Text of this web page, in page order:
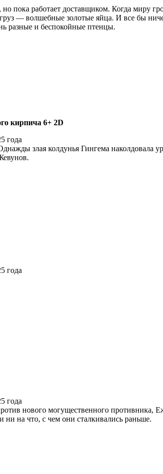
пока работает доставщиком. Когда миру
— волшебные золотые яйца. И все бы
разные и беспокойные птенцы.
кирпича 6+ 2D
злая колдунья Гингема наколдовала
нового могущественного противника,
ни на что, с чем они сталкивались раньше.